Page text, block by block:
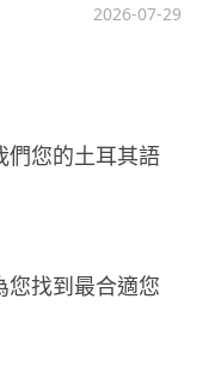
2026-07-29
們您的土耳其語
您找到最合適您